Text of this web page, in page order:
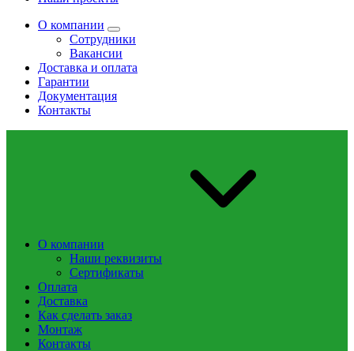
О компании
Сотрудники
Вакансии
Доставка и оплата
Гарантии
Документация
Контакты
О компании
Наши реквизиты
Сертификаты
Оплата
Доставка
Как сделать заказ
Монтаж
Контакты